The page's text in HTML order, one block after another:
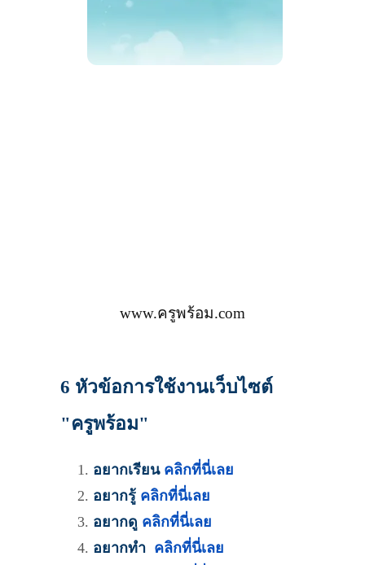
www.ครูพร้อม.com
6 หัวข้อการใช้งานเว็บไซต์
"ครูพร้อม"
อยากเรียน คลิกที่นี่เลย
อยากรู้ คลิกที่นี่เลย
อยากดู คลิกที่นี่เลย
อยากทำ คลิกที่นี่เลย